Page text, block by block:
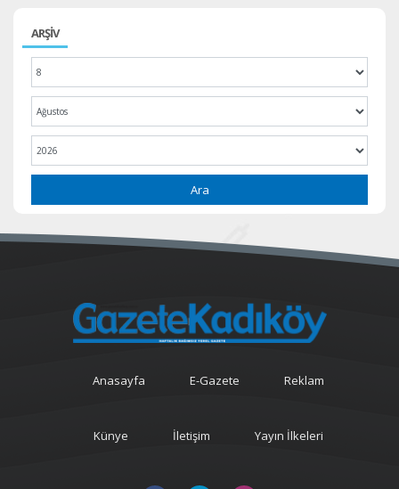
ARŞİV
Ara
Anasayfa E-Gazete Reklam
Künye İletişim Yayın İlkeleri